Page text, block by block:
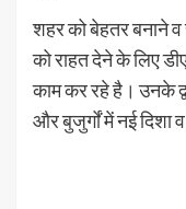
शहर को बेहतर बनाने
को राहत देने के लिए
काम कर रहे है। उनके
और बुजुर्गों में नई दिशा